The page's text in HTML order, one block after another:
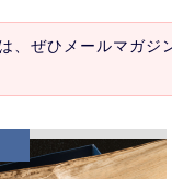
、ぜひメールマガジ